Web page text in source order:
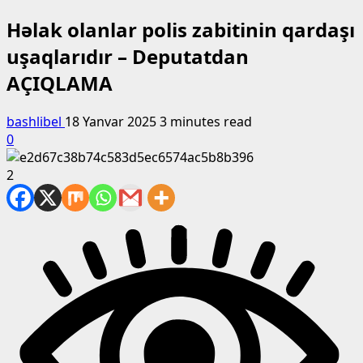
Həlak olanlar polis zabitinin qardaşı
uşaqlarıdır – Deputatdan
AÇIQLAMA
bashlibel 18 Yanvar 20253 minutes read
0
2